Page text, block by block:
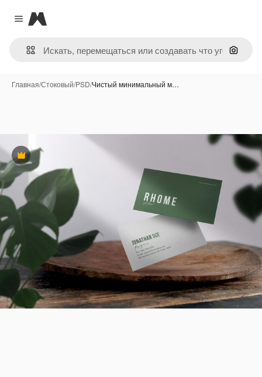
Close menu
Magnific
Поиск
Главная/Стоковый/PSD/Чистый минимальный м…
Премиум